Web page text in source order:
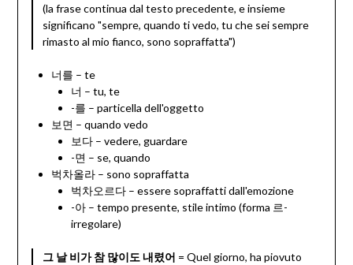
(la frase continua dal testo precedente, e insieme
significano "sempre, quando ti vedo, tu che sei sempre
rimasto al mio fianco, sono sopraffatta")
너를 – te
너 – tu, te
-를 – particella dell'oggetto
보면 – quando vedo
보다 – vedere, guardare
-면 – se, quando
벅차올라 – sono sopraffatta
벅차오르다 – essere sopraffatti dall'emozione
-아 – tempo presente, stile intimo (forma 르-
irregolare)
그 날 비가 참 많이도 내렸어 = Quel giorno, ha piovuto